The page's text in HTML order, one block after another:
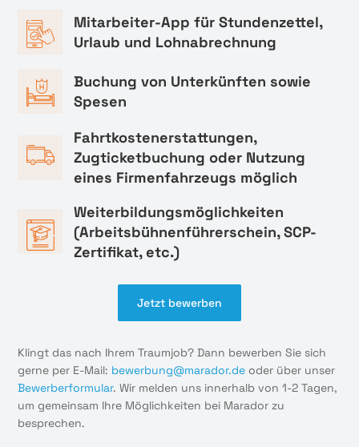
Mitarbeiter-App für Stundenzettel,
Urlaub und Lohnabrechnung
Buchung von Unterkünften sowie
Spesen
Fahrtkostenerstattungen,
Zugticketbuchung oder Nutzung
eines Firmenfahrzeugs möglich
Weiterbildungsmöglichkeiten
(Arbeitsbühnenführerschein, SCP-
Zertifikat, etc.)
Jetzt bewerben
Klingt das nach Ihrem Traumjob? Dann bewerben Sie sich
gerne per E-Mail: bewerbung@marador.de oder über unser
Bewerberformular. Wir melden uns innerhalb von 1-2 Tagen,
um gemeinsam Ihre Möglichkeiten bei Marador zu
besprechen.